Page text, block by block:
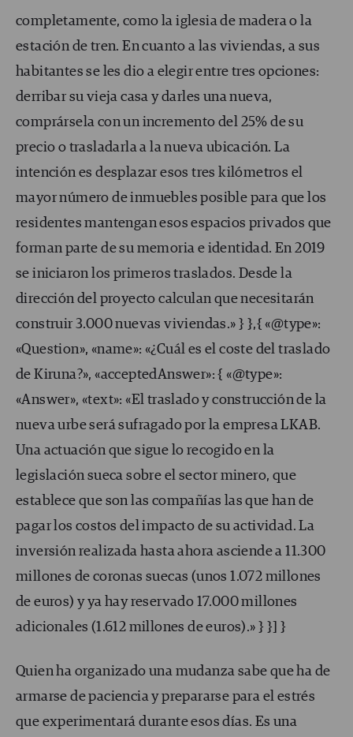
completamente, como la iglesia de madera o la
estación de tren. En cuanto a las viviendas, a sus
habitantes se les dio a elegir entre tres opciones:
derribar su vieja casa y darles una nueva,
comprársela con un incremento del 25% de su
precio o trasladarla a la nueva ubicación. La
intención es desplazar esos tres kilómetros el
mayor número de inmuebles posible para que los
residentes mantengan esos espacios privados que
forman parte de su memoria e identidad. En 2019
se iniciaron los primeros traslados. Desde la
dirección del proyecto calculan que necesitarán
construir 3.000 nuevas viviendas.» } },{ «@type»:
«Question», «name»: «¿Cuál es el coste del traslado
de Kiruna?», «acceptedAnswer»: { «@type»:
«Answer», «text»: «El traslado y construcción de la
nueva urbe será sufragado por la empresa LKAB.
Una actuación que sigue lo recogido en la
legislación sueca sobre el sector minero, que
establece que son las compañías las que han de
pagar los costos del impacto de su actividad. La
inversión realizada hasta ahora asciende a 11.300
millones de coronas suecas (unos 1.072 millones
de euros) y ya hay reservado 17.000 millones
adicionales (1.612 millones de euros).» } }] }
Quien ha organizado una mudanza sabe que ha de
armarse de paciencia y prepararse para el estrés
que experimentará durante esos días. Es una